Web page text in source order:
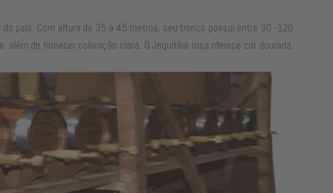
país. Com altura de 35 a 45 metros, seu tronco possui entre 90 -120
de fornecer coloração clara. O Jequitibá rosa oferece cor dourada,